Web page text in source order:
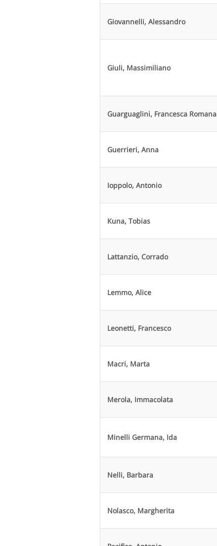
Giovannelli, Alessandro
Giuli, Massimiliano
Guarguaglini, Francesca Romana
Guerrieri, Anna
Ioppolo, Antonio
Kuna, Tobias
Lattanzio, Corrado
Lemmo, Alice
Leonetti, Francesco
Macri, Marta
Merola, Immacolata
Minelli Germana, Ida
Nelli, Barbara
Nolasco, Margherita